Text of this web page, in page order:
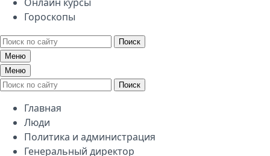
Гороскопы
Поиск
Меню
Меню
Поиск
Главная
Люди
Политика и администрация
Генеральный директор